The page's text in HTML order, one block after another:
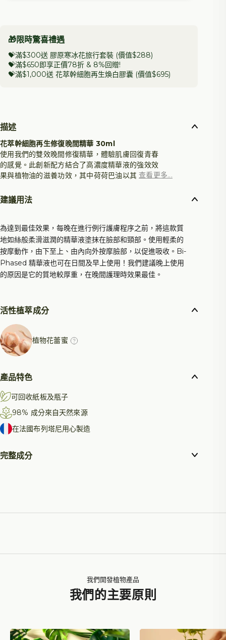
🎁限時驚喜禮遇
💝滿$300送 膠原寒冰花旅行套裝 (價值$288)
💝滿$650即享正價78折 & 8%回贈!
💝滿$1,000送 花萃幹細胞再生煥白膠囊 (價值$695)
描述
花萃幹細胞再生修復晚間精華 30ml
使用我們的雙效晚間修復精華，體驗肌膚回復青春
的感覺。此創新配方結合了高濃度精華液的強效效
果與植物油的滋養功效，其中荷荷巴油以其卓越的
現再生狀態，並有明顯的修復效果。
創新科技： 受法國三項註冊專利保護，展現我們先
進的護膚方法。
天然萃取： 100% 採用天然萃取程序，確保純度與
30 ml / 瓶裝
配方經皮膚學監督測試
*此款花蜜是從受保護的樹木上的一個花蕾中萃取出
作和採摘植物花蕾，有助於保護環境。
查看更多...
建議用法
為達到最佳效果，每晚在進行例行護膚程序之前，將這款質
地如絲般柔滑滋潤的精華液塗抹在臉部和頸部。使用輕柔的
按摩動作，由下至上、由內向外按摩臉部，以促進吸收。Bi-
Phased 精華液也可在日間及早上使用！我們建議晚上使用
的原因是它的質地較厚重，在晚間護理時效果最佳。
活性植萃成分
植物花蕾蜜
產品特色
可回收紙板及瓶子
98% 成分來自天然來源
在法國布列塔尼用心製造
完整成分
我們開發植物產品
我們的主要原則